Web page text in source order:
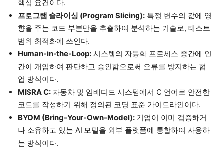
핵심 요건이다.
프로그램 슬라이싱 (Program Slicing): 특정 변수의 값에 영
향을 주는 코드 부분만을 추출하여 분석하는 기술로, 테스트
범위 최적화에 쓰인다.
Human-in-the-Loop: 시스템의 자동화 프로세스 중간에 인
간이 개입하여 판단하고 승인함으로써 오류를 방지하는 협
업 방식이다.
MISRA C: 자동차 및 임베디드 시스템에서 C 언어로 안전한
코드를 작성하기 위해 정의된 코딩 표준 가이드라인이다.
BYOM (Bring-Your-Own-Model): 기업이 이미 검증하거
나 소유하고 있는 AI 모델을 외부 플랫폼에 통합하여 사용하
는 방식이다.